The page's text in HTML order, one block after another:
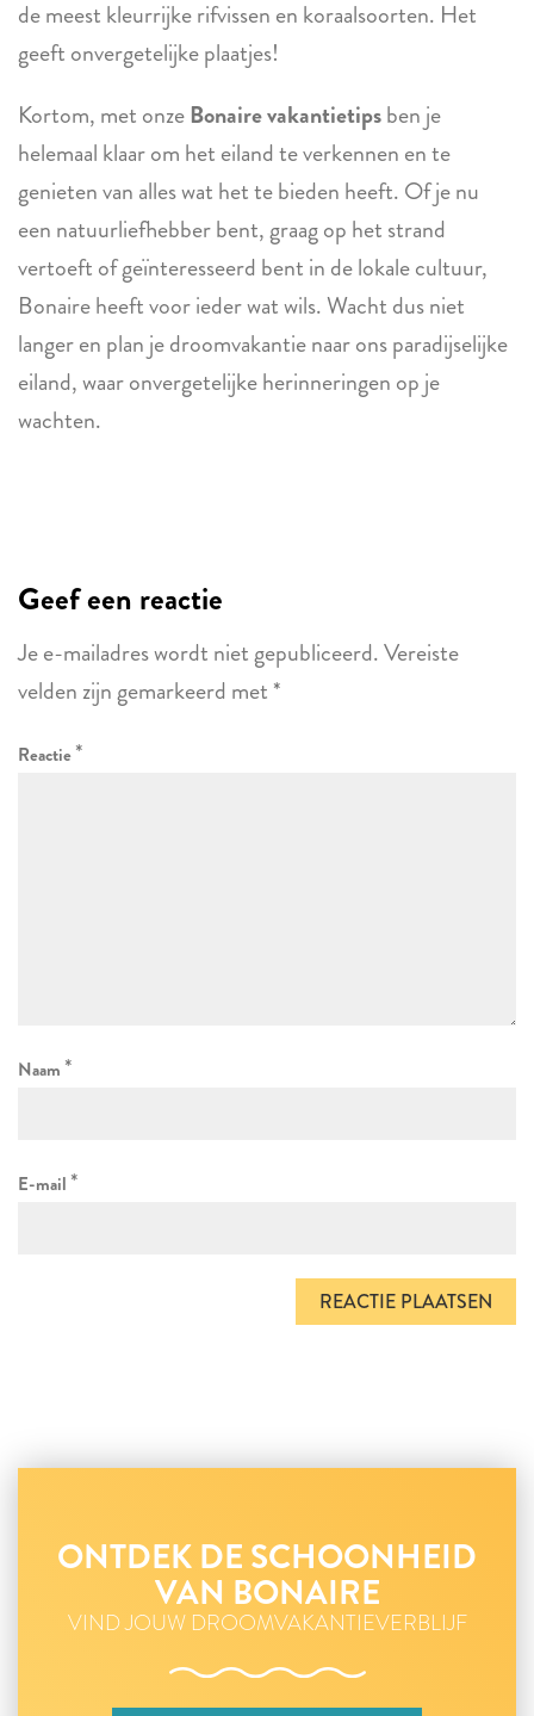
de meest kleurrijke rifvissen en koraalsoorten. Het
geeft onvergetelijke plaatjes!
Kortom, met onzeBonaire vakantietipsben je
helemaal klaar om het eiland te verkennen en te
genieten van alles wat het te bieden heeft. Of je nu
een natuurliefhebber bent, graag op het strand
vertoeft of geïnteresseerd bent in de lokale cultuur,
Bonaire heeft voor ieder wat wils. Wacht dus niet
langer en plan je droomvakantie naar ons paradijselijke
eiland, waar onvergetelijke herinneringen op je
wachten.
Geef een reactie
Je e-mailadres wordt niet gepubliceerd.Vereiste
velden zijn gemarkeerd met *
Reactie*
Naam *
E-mail *
ONTDEK DE SCHOONHEID
VAN BONAIRE
VIND JOUW DROOMVAKANTIEVERBLIJF